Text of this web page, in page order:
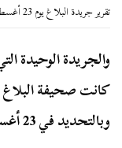
تقرير جريدة البلاغ يوم 23 أغسطس 1952 م
والجريدة الوحيدة
كانت صحيفة
وبالتحديد في 23 أغسطس 1952 م.